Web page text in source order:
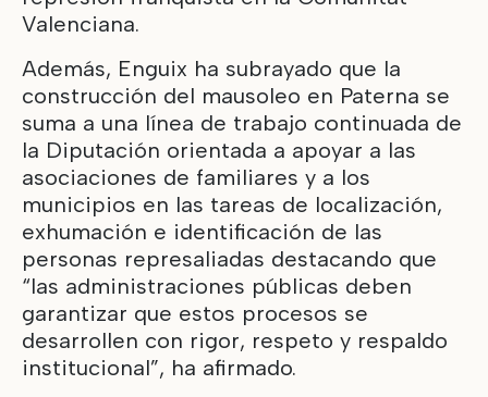
Valenciana.
Además, Enguix ha subrayado que la
construcción del mausoleo en Paterna se
suma a una línea de trabajo continuada de
la Diputación orientada a apoyar a las
asociaciones de familiares y a los
municipios en las tareas de localización,
exhumación e identificación de las
personas represaliadas destacando que
“las administraciones públicas deben
garantizar que estos procesos se
desarrollen con rigor, respeto y respaldo
institucional”, ha afirmado.